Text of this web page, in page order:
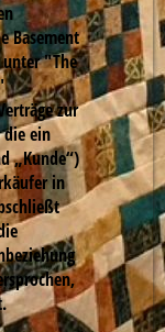
Basement
"The
zur
die ein
„Kunde“)
in